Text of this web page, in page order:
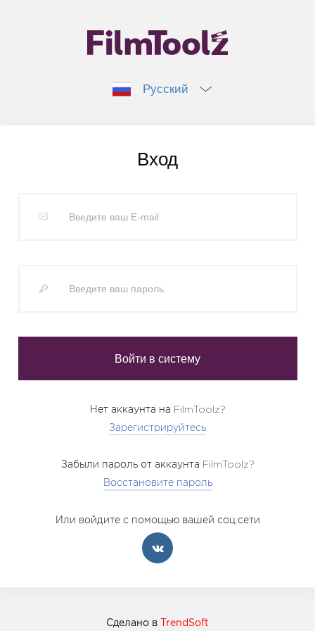
Русский
Вход
Нет аккаунта на FilmToolz?
Зарегистрируйтесь
Забыли пароль от аккаунта FilmToolz?
Восстановите пароль
Или войдите с помощью вашей соц.сети
Сделано в TrendSoft